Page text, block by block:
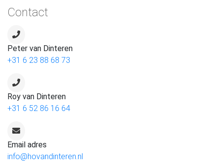
Contact
Peter van Dinteren
+31 6 23 88 68 73
Roy van Dinteren
+31 6 52 86 16 64
Email adres
info@hovandinteren.nl